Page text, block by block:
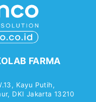
FARMA
Kayu Putih,
DKI Jakarta 13210